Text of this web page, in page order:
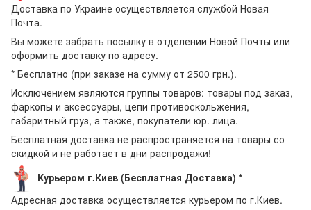
Доставка по Украине осуществляется службой Новая
Почта.
Вы можете забрать посылку в отделении Новой Почты или
оформить доставку по адресу.
* Бесплатно (при заказе на сумму от 2500 грн.).
Исключением являются группы товаров: товары под заказ,
фаркопы и аксессуары, цепи противоскольжения,
габаритный груз, а также, покупатели юр. лица.
Бесплатная доставка не распространяется на товары со
скидкой и не работает в дни распродажи!
Курьером г.Киев (Бесплатная Доставка) *
Адресная доставка осуществляется курьером по г.Киев.